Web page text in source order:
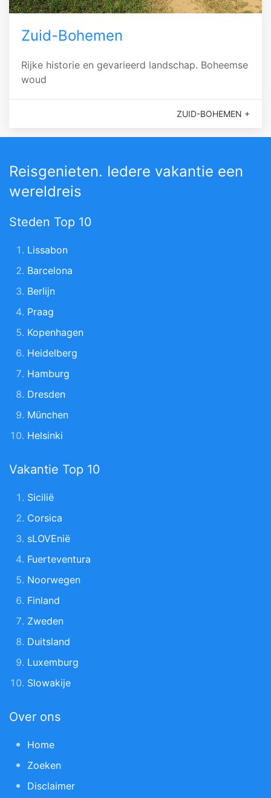
Zuid-Bohemen
Rijke historie en gevarieerd landschap. Boheemse
woud
ZUID-BOHEMEN +
Reisgenieten. Iedere vakantie een
wereldreis
Steden Top 10
Lissabon
Barcelona
Berlijn
Praag
Kopenhagen
Heidelberg
Hamburg
Dresden
München
Helsinki
Vakantie Top 10
Sicilië
Corsica
sLOVEnië
Fuerteventura
Noorwegen
Finland
Zweden
Duitsland
Luxemburg
Slowakije
Over ons
Home
Zoeken
Disclaimer